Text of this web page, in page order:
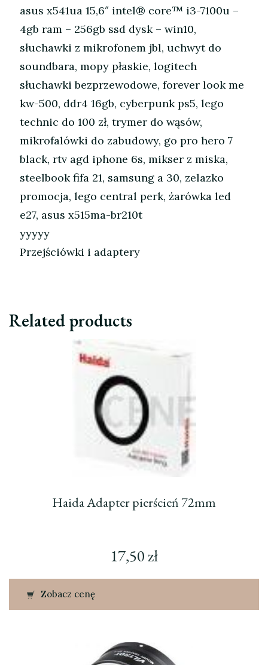
asus x541ua 15,6″ intel® core™ i3-7100u –
4gb ram – 256gb ssd dysk – win10,
słuchawki z mikrofonem jbl, uchwyt do
soundbara, mopy płaskie, logitech
słuchawki bezprzewodowe, forever look me
kw-500, ddr4 16gb, cyberpunk ps5, lego
technic do 100 zł, trymer do wąsów,
mikrofalówki do zabudowy, go pro hero 7
black, rtv agd iphone 6s, mikser z miska,
steelbook fifa 21, samsung a 30, zelazko
promocja, lego central perk, żarówka led
e27, asus x515ma-br210t
yyyyy
Przejściówki i adaptery
Related products
Haida Adapter pierścień 72mm
17,50zł
Zobacz cenę